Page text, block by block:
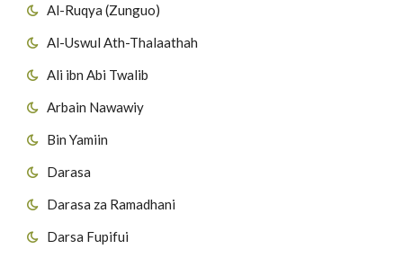
Al-Ruqya (Zunguo)
Al-Uswul Ath-Thalaathah
Ali ibn Abi Twalib
Arbain Nawawiy
Bin Yamiin
Darasa
Darasa za Ramadhani
Darsa Fupifui